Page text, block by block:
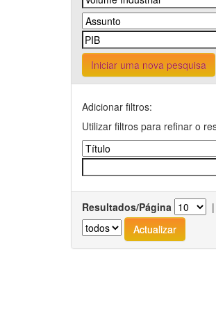
Iniciar uma nova pesquisa
Adicionar filtros:
Utilizar filtros para refinar o
Resultados/Página |